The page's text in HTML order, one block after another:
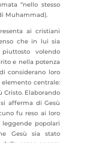
“nello stesso
Muhammad).
ai cristiani
che in lui sia
volendo
e nella potenza
considerano loro
centrale:
Cristo. Elaborando
afferma di Gesù
fu reso ai loro
popolari
Gesù sia stato